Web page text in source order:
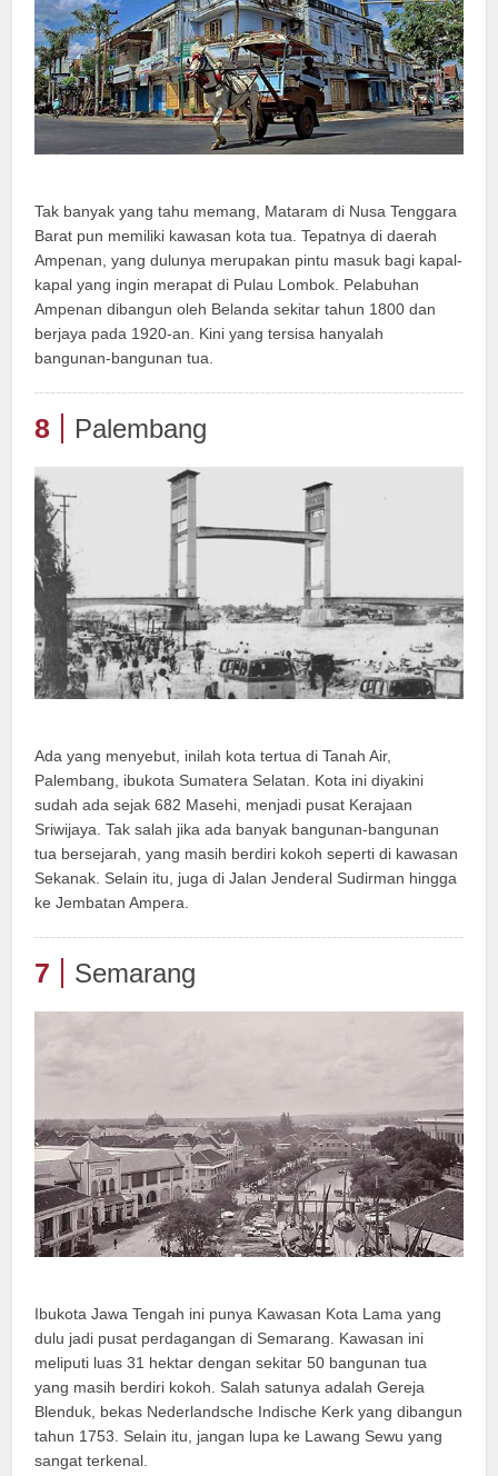
Tak banyak yang tahu memang, Mataram di Nusa Tenggara
Barat pun memiliki kawasan kota tua. Tepatnya di daerah
Ampenan, yang dulunya merupakan pintu masuk bagi kapal-
kapal yang ingin merapat di Pulau Lombok. Pelabuhan
Ampenan dibangun oleh Belanda sekitar tahun 1800 dan
berjaya pada 1920-an. Kini yang tersisa hanyalah
bangunan-bangunan tua.
8 Palembang
Ada yang menyebut, inilah kota tertua di Tanah Air,
Palembang, ibukota Sumatera Selatan. Kota ini diyakini
sudah ada sejak 682 Masehi, menjadi pusat Kerajaan
Sriwijaya. Tak salah jika ada banyak bangunan-bangunan
tua bersejarah, yang masih berdiri kokoh seperti di kawasan
Sekanak. Selain itu, juga di Jalan Jenderal Sudirman hingga
ke Jembatan Ampera.
7 Semarang
Ibukota Jawa Tengah ini punya Kawasan Kota Lama yang
dulu jadi pusat perdagangan di Semarang. Kawasan ini
meliputi luas 31 hektar dengan sekitar 50 bangunan tua
yang masih berdiri kokoh. Salah satunya adalah Gereja
Blenduk, bekas Nederlandsche Indische Kerk yang dibangun
tahun 1753. Selain itu, jangan lupa ke Lawang Sewu yang
sangat terkenal.